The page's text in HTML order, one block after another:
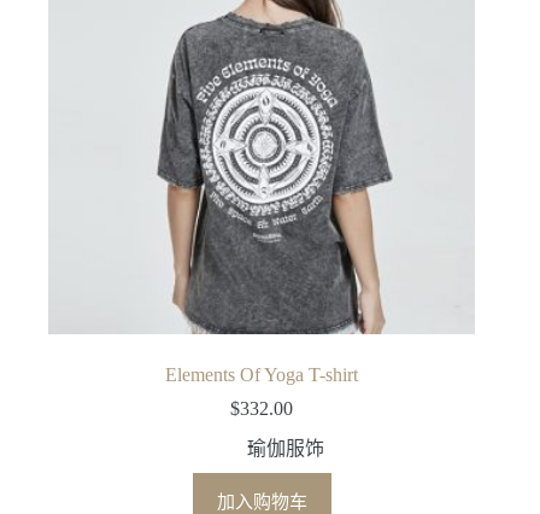
Elements Of Yoga T-shirt
$332.00
瑜伽服饰
加入购物车